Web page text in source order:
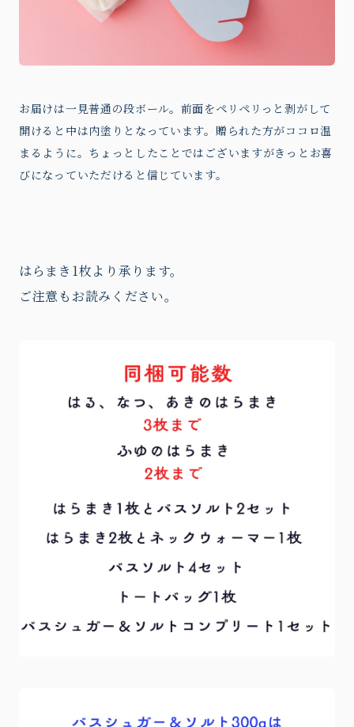
お届けは一見普通の段ボール。前面をペリペリっと剥がして
開けると中は内塗りとなっています。贈られた方がココロ温
まるように。ちょっとしたことではございますがきっとお喜
びになっていただけると信じています。
はらまき1枚より承ります。
ご注意もお読みください。